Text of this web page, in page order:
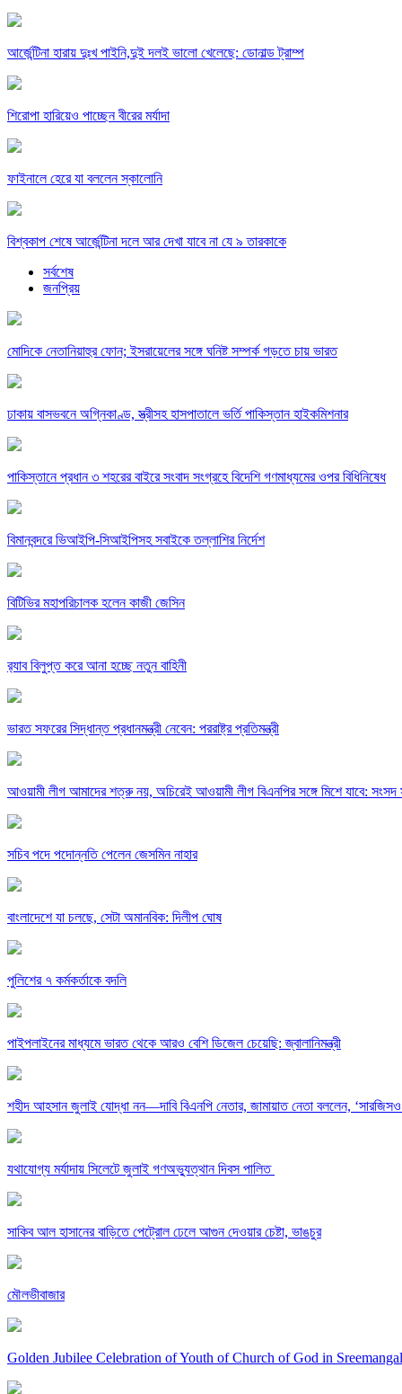
আর্জেন্টিনা হারায় দুঃখ পাইনি,দুই দলই ভালো খেলেছে: ডোনাল্ড ট্রাম্প
শিরোপা হারিয়েও পাচ্ছেন বীরের মর্যাদা
ফাইনালে হেরে যা বললেন স্কালোনি
বিশ্বকাপ শেষে আর্জেন্টিনা দলে আর দেখা যাবে না যে ৯ তারকাকে
সর্বশেষ
জনপ্রিয়
মোদিকে নেতানিয়াহুর ফোন; ইসরায়েলের সঙ্গে ঘনিষ্ট সম্পর্ক গড়তে চায় ভারত
ঢাকায় বাসভবনে অগ্নিকাণ্ড, স্ত্রীসহ হাসপাতালে ভর্তি পাকিস্তান হাইকমিশনার
পাকিস্তানে প্রধান ৩ শহরের বাইরে সংবাদ সংগ্রহে বিদেশি গণমাধ্যমের ওপর বিধিনিষেধ
বিমানবন্দরে ভিআইপি-সিআইপিসহ সবাইকে তল্লাশির নির্দেশ
বিটিভির মহাপরিচালক হলেন কাজী জেসিন
র‍্যাব বিলুপ্ত করে আনা হচ্ছে নতুন বাহিনী
ভারত সফরের সিদ্ধান্ত প্রধানমন্ত্রী নেবেন: পররাষ্ট্র প্রতিমন্ত্রী
আওয়ামী লীগ আমাদের শত্রু নয়, অচিরেই আওয়ামী লীগ বিএনপির সঙ্গে মিশে যাবে: সংসদ
সচিব পদে পদোন্নতি পেলেন জেসমিন নাহার
বাংলাদেশে যা চলছে, সেটা অমানবিক: দিলীপ ঘোষ
পুলিশের ৭ কর্মকর্তাকে বদলি
পাইপলাইনের মাধ্যমে ভারত থেকে আরও বেশি ডিজেল চেয়েছি: জ্বালানিমন্ত্রী
শহীদ আহসান জুলাই যোদ্ধা নন—দাবি বিএনপি নেতার, জামায়াত নেতা বললেন,
যথাযোগ্য মর্যাদায় সিলেটে জুলাই গণঅভ্যুত্থান দিবস পালিত
সাকিব আল হাসানের বাড়িতে পেট্রোল ঢেলে আগুন দেওয়ার চেষ্টা, ভাঙচুর
মৌলভীবাজার
Golden Jubilee Celebration of Youth of Church of God in Sreemangal